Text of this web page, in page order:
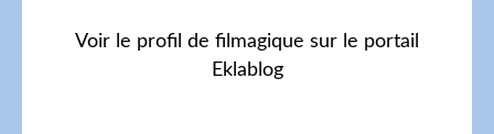
Voir le profil de filmagique sur le portail
Eklablog